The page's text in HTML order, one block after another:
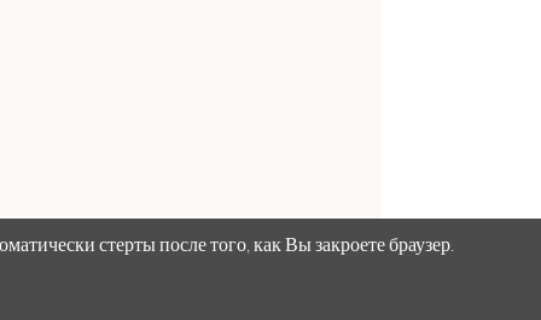
стерты после того, как Вы закроете браузер.